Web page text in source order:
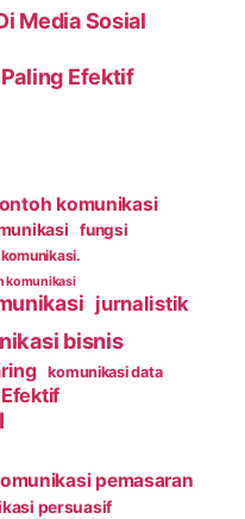
Media Sosial
Efektif
komunikasi
fungsi
komunikasi
jurnalistik
bisnis
komunikasi data
pemasaran
persuasif